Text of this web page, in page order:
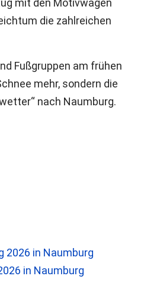
mit den Motivwagen
die zahlreichen
Fußgruppen am frühen
mehr, sondern die
nach Naumburg.
in Naumburg